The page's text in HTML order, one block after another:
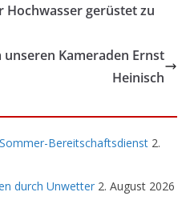
Hochwasser gerüstet zu
Kameraden Ernst
Heinisch
Bereitschaftsdienst 2.
durch Unwetter 2. August 2026